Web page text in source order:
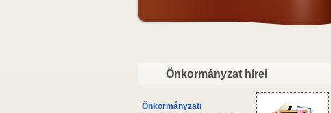
Önkormányzat hírei
Önkormányzati